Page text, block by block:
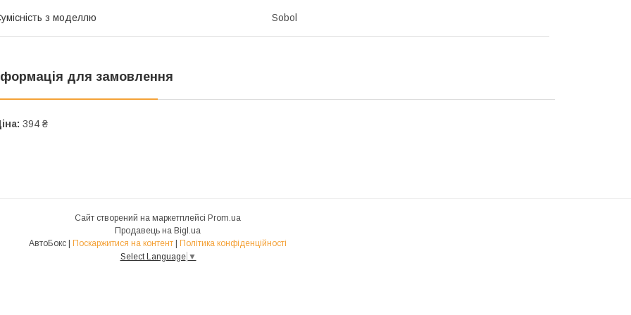
з моделлю Sobol
для замовлення
394 ₴
Сайт створений на маркетплейсі Prom.ua
Продавець на Bigl.ua
АвтоБокс | Поскаржитися на контент | Політика конфіденційності
Select Language ▼